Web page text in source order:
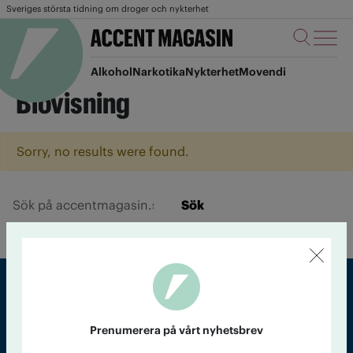
Sveriges största tidning om droger och nykterhet
AlkoholNarkotikaNykterhetMovendi
Biovisning
Sorry, no results were found.
Sök
Prenumerera på vårt nyhetsbrev